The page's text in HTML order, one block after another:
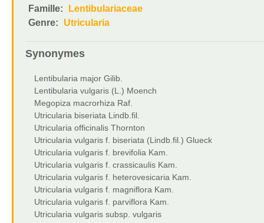
Famille:
Lentibulariaceae
Genre:
Utricularia
Synonymes
Lentibularia major Gilib.
Lentibularia vulgaris (L.) Moench
Megopiza macrorhiza Raf.
Utricularia biseriata Lindb.fil.
Utricularia officinalis Thornton
Utricularia vulgaris f. biseriata (Lindb.fil.) Glueck
Utricularia vulgaris f. brevifolia Kam.
Utricularia vulgaris f. crassicaulis Kam.
Utricularia vulgaris f. heterovesicaria Kam.
Utricularia vulgaris f. magniflora Kam.
Utricularia vulgaris f. parviflora Kam.
Utricularia vulgaris subsp. vulgaris